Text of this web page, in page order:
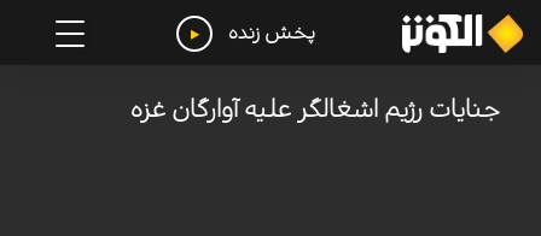
پخش زنده
جنایات رژیم اشغالگر علیه آوارگان غزه